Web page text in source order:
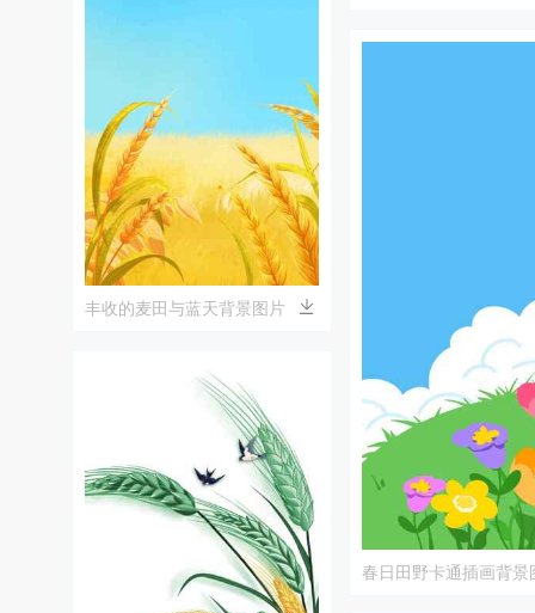
丰收的麦田与蓝天背景图片
春日田野卡通插画背景